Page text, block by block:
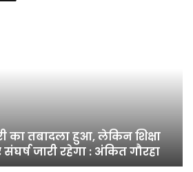
का तबादला हुआ, लेकिन शिक्षा
जारी रहेगा : अंकित गौरहा